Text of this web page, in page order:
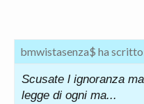
bmwistasenza$ ha
Scusate l ignoranza
legge di ogni ma...